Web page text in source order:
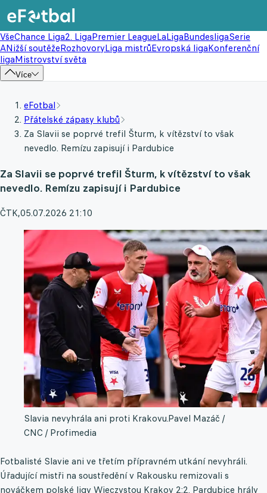
VšeChance Liga2. LigaPremier LeagueLaLigaBundesligaSerie
ANižší soutěžeRozhovoryLiga mistrůEvropská ligaKonferenční
ligaMistrovství světa
Více
eFotbal
Přátelské zápasy klubů
Za Slavii se poprvé trefil Šturm, k vítězství to však
nevedlo. Remízu zapisují i Pardubice
Za Slavii se poprvé trefil Šturm, k vítězství to však
nevedlo. Remízu zapisují i Pardubice
ČTK,05.07.2026 21:10
Slavia nevyhrála ani proti Krakovu.Pavel Mazáč /
CNC / Profimedia
Fotbalisté Slavie ani ve třetím přípravném utkání nevyhráli.
Úřadující mistři na soustředění v Rakousku remizovali s
nováčkem polské ligy Wieczystou Krakov 2:2. Pardubice hrály